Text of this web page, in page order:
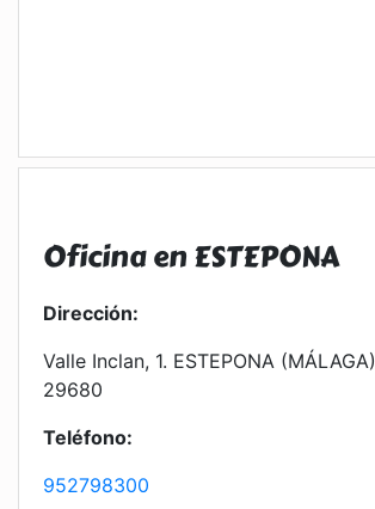
Oficina en ESTEPONA
Dirección:
Valle Inclan, 1. ESTEPONA (MÁLAGA)
29680
Teléfono:
952798300